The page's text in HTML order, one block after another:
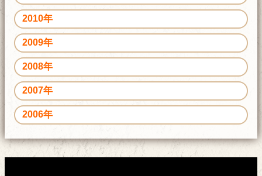
2010年
2009年
2008年
2007年
2006年